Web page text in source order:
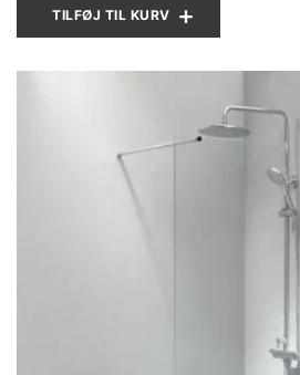
TILFØJ TIL KURV